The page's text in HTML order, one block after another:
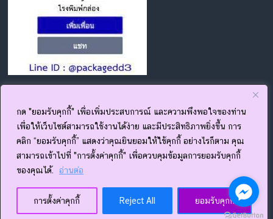
กด "ยอมรับคุกกี้" เพื่อเพิ่มประสบการณ์ และความพึงพอใจของท่าน
เพื่อให้เว็บไซต์สามารถใช้งานได้ง่าย และมีประสิทธิภาพยิ่งขึ้น การ
คลิก “ยอมรับคุกกี้” แสดงว่าคุณยินยอมให้ใช้คุกกี้ อย่างไรก็ตาม คุณ
สามารถเข้าไปที่ "การตั้งค่าคุกกี้" เพื่อควบคุมข้อมูลการยอมรับคุกกี้
ของคุณได้.
อ่านต่อ
การตั้งค่าคุกกี้ Reject All ยอมรับคุกกี้
กด add line ได้เลย